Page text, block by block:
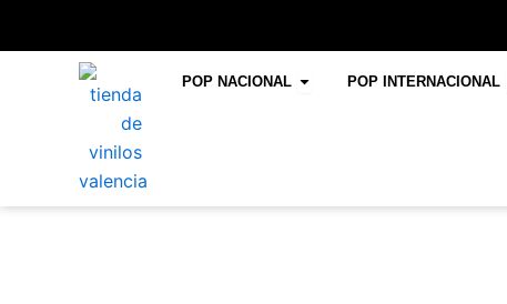
contenido
POP NACIONAL Open POP NACIONAL
POP INTERNACIONAL